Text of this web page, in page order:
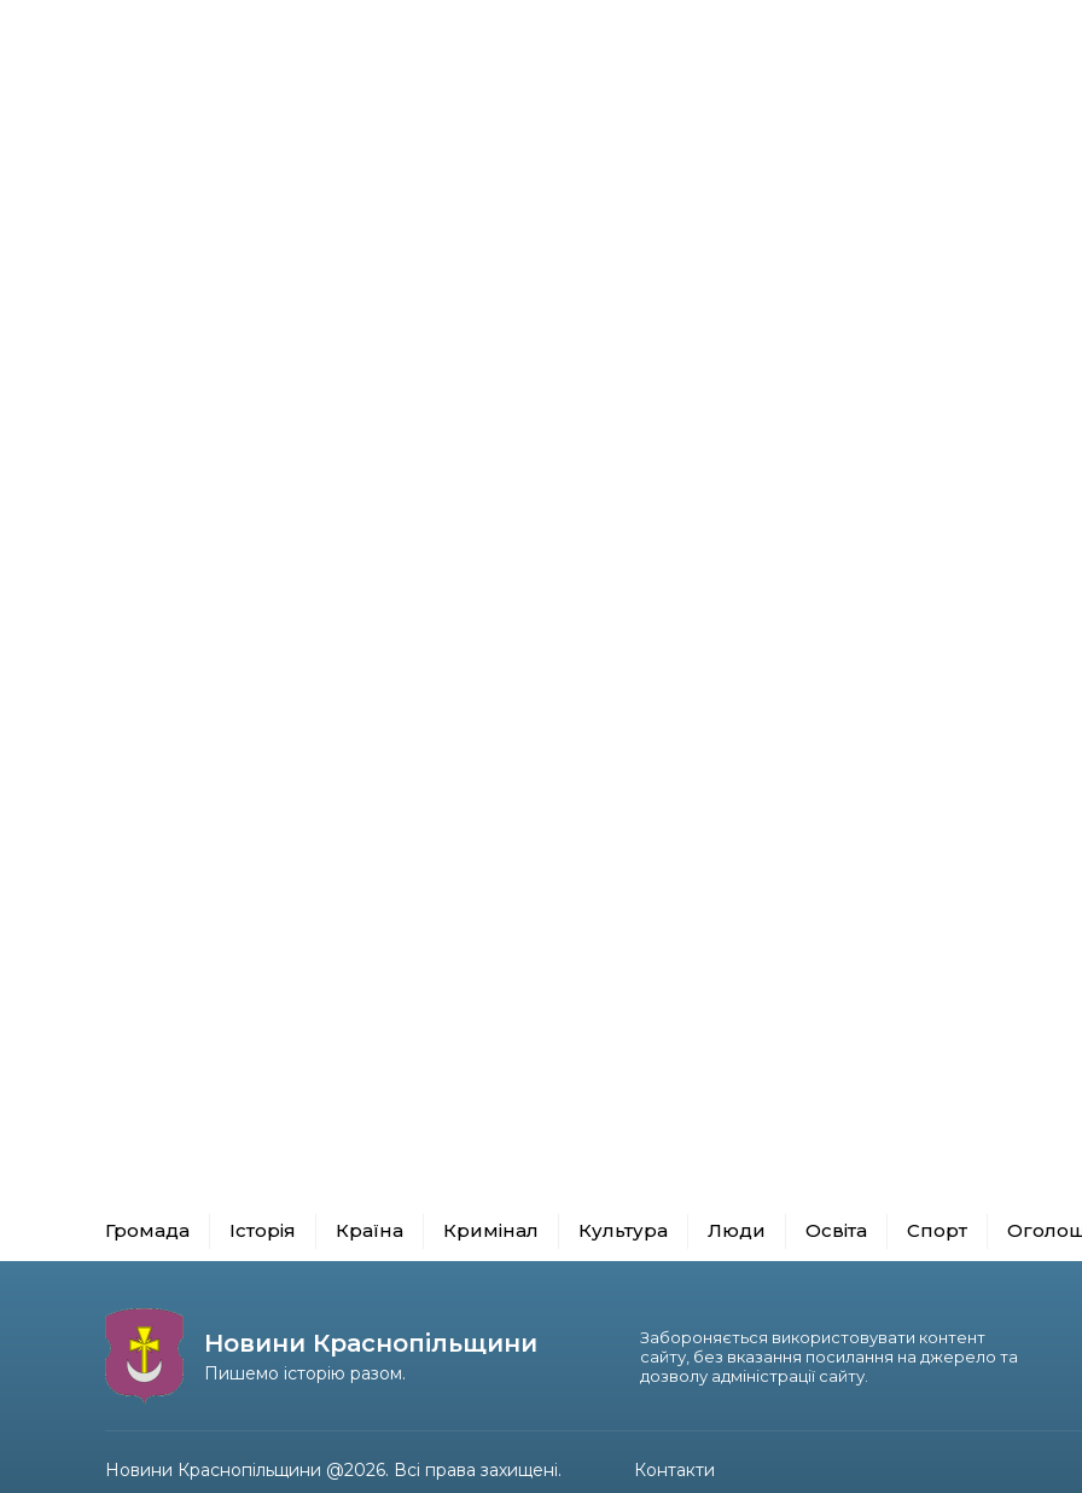
Громада Історія Країна Кримінал Культура Люди Освіта Спорт
Новини Краснопільщини
Пишемо історію разом.
Забороняється використовувати контент
сайту, без вказання посилання на джерело та
дозволу адміністрації сайту.
Новини Краснопільщини @2026. Всі права захищені. Контакти